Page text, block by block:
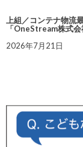
上組／コンテナ物流
「OneStream株式
2026年7月21日